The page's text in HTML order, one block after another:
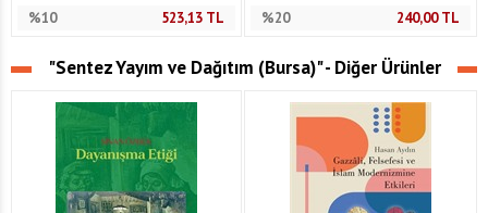
%10 523,13TL %20 240,00TL
"Sentez Yayım ve Dağıtım (Bursa)" - Diğer Ürünler